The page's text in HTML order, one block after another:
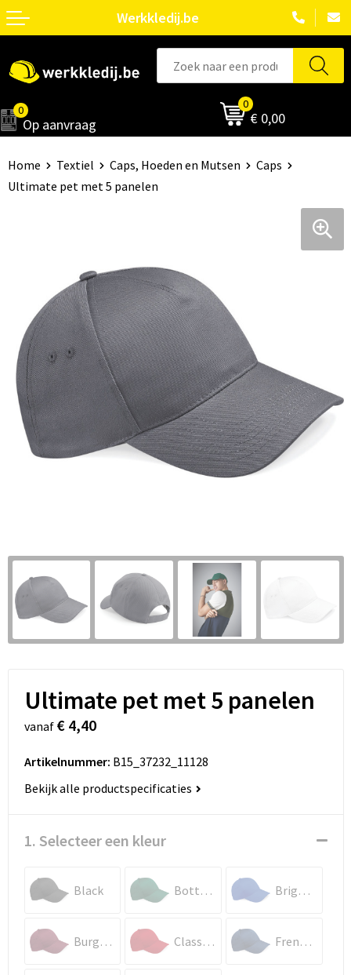
Werkkledij.be
0
Op aanvraag
0
€ 0,00
Home Textiel Caps, Hoeden en Mutsen
Caps
Ultimate pet met 5 panelen
Ultimate pet met 5 panelen
vanaf € 4,40
Artikelnummer: B15_37232_11128
Bekijk alle productspecificaties
1. Selecteer een kleur
Black Bottle Green Bright Royal
Burgundy Classic Red French Navy